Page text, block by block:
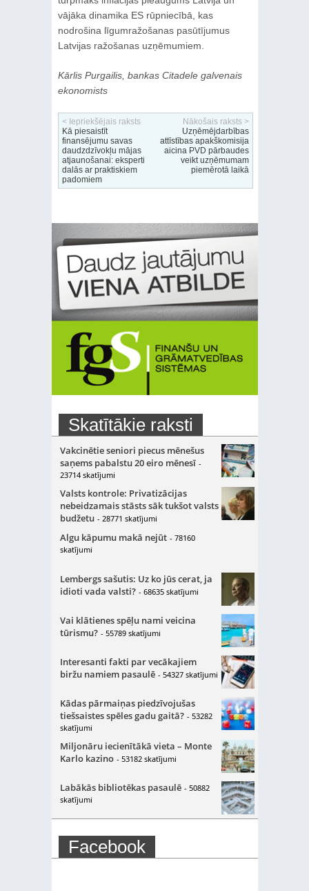
vājāka dinamika ES rūpniecībā, kas
nodrošina līgumražošanas pasūtījumus
Latvijas ražošanas uzņēmumiem.
Kārlis Purgailis, bankas Citadele galvenais
ekonomists
< Iepriekšējais raksts
Kā piesaistīt
finansējumu savas
daudzdzīvokļu mājas
atjaunošanai: eksperti
dalās ar praktiskiem
padomiem
Nākošais raksts >
Uzņēmējdarbības
attīstības apakškomisija
aicina PVD pārbaudes
veikt uzņēmumam
piemērotā laikā
Skatītākie raksti
Vakcinētie seniori piecus mēnešus
saņems pabalstu 20 eiro mēnesī -
23714 skatījumi
Valsts kontrole: Privatizācijas
nebeidzamais stāsts sāk tukšot valsts
budžetu - 28771 skatījumi
Algu kāpumu makā nejūt - 78160
skatījumi
Lembergs sašutis: Uz ko jūs cerat, ja
idioti vada valsti? - 68635 skatījumi
Vai klātienes spēļu nami veicina
tūrismu? - 55789 skatījumi
Interesanti fakti par vecākajiem
biržu namiem pasaulē - 54327 skatījumi
Kādas pārmaiņas piedzīvojušas
tiešsaistes spēles gadu gaitā? - 53282
skatījumi
Miljonāru iecienītākā vieta – Monte
Karlo kazino - 53182 skatījumi
Labākās bibliotēkas pasaulē - 50882
skatījumi
Facebook